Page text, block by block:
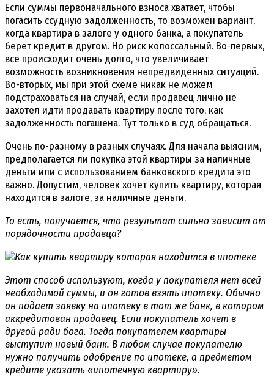
Если суммы первоначального взноса хватает, чтобы
погасить ссудную задолженность, то возможен вариант,
когда квартира в залоге у одного банка, а покупатель
берет кредит в другом. Но риск колоссальный. Во-первых,
все происходит очень долго, что увеличивает
возможность возникновения непредвиденных ситуаций.
Во-вторых, мы при этой схеме никак не можем
подстраховаться на случай, если продавец лично не
захотел идти продавать квартиру после того, как
задолженность погашена. Тут только в суд обращаться.
Очень по-разному в разных случаях. Для начала выясним,
предполагается ли покупка этой квартиры за наличные
деньги или с использованием банковского кредита это
важно. Допустим, человек хочет купить квартиру, которая
находится в залоге, за наличные деньги.
То есть, получается, что результат сильно зависит от
порядочности продавца?
Этот способ используют, когда у покупателя нет всей
необходимой суммы, и он готов взять ипотеку. Обычно
он подает заявку на ипотеку в тот же банк, в котором
аккредитован продавец. Если покупатель хочет в
другой ради бога. Тогда покупателем квартиры
выступит новый банк. В любом случае покупателю
нужно получить одобрение по ипотеке, а предметом
кредите указать «ипотечную квартиру».